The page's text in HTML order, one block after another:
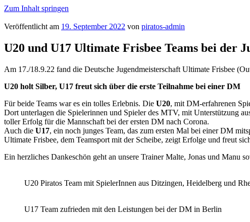
Zum Inhalt springen
Veröffentlicht am 19. September 2022 von piratos-admin
U20 und U17 Ultimate Frisbee Teams bei der
Am 17./18.9.22 fand die Deutsche Jugendmeisterschaft Ultimate Frisbee
U20 holt Silber, U17 freut sich über die erste Teilnahme bei einer DM
Für beide Teams war es ein tolles Erlebnis. Die U20, mit DM-erfahrenen
Dort unterlagen die Spielerinnen und Spieler des MTV, mit Unterstützung
toller Erfolg für die Mannschaft bei der ersten DM nach Corona.
Auch die U17, ein noch junges Team, das zum ersten Mal bei einer DM
Ultimate Frisbee, dem Teamsport mit der Scheibe, zeigt Erfolge und freut
Ein herzliches Dankeschön geht an unsere Trainer Malte, Jonas und Manu
U20 Piratos Team mit SpielerInnen aus Ditzingen, Heidelberg und
U17 Team zufrieden mit den Leistungen bei der DM in Berlin